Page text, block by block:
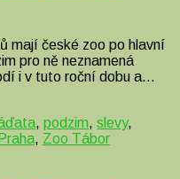
mají české zoo po hlavní
pro ně neznamená
i v tuto roční dobu a…
, podzim, slevy,
, Zoo Tábor